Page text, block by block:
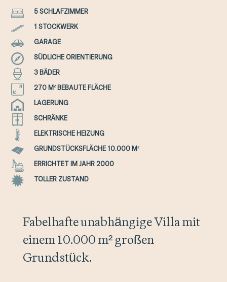
5 SCHLAFZIMMER
1 STOCKWERK
GARAGE
SÜDLICHE ORIENTIERUNG
3 BÄDER
270 M² BEBAUTE FLÄCHE
LAGERUNG
SCHRÄNKE
ELEKTRISCHE HEIZUNG
GRUNDSTÜCKSFLÄCHE 10.000 M²
ERRICHTET IM JAHR 2000
TOLLER ZUSTAND
Fabelhafte unabhängige Villa mit
einem 10.000 m² großen
Grundstück.